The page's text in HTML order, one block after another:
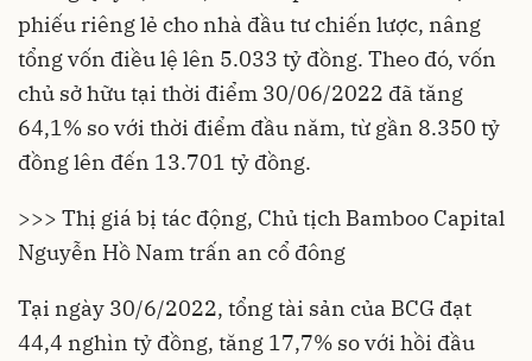
phiếu riêng lẻ cho nhà đầu tư chiến lược, nâng
tổng vốn điều lệ lên 5.033 tỷ đồng. Theo đó, vốn
chủ sở hữu tại thời điểm 30/06/2022 đã tăng
64,1% so với thời điểm đầu năm, từ gần 8.350 tỷ
đồng lên đến 13.701 tỷ đồng.
>>> Thị giá bị tác động, Chủ tịch Bamboo Capital
Nguyễn Hồ Nam trấn an cổ đông
Tại ngày 30/6/2022, tổng tài sản của BCG đạt
44,4 nghìn tỷ đồng, tăng 17,7% so với hồi đầu